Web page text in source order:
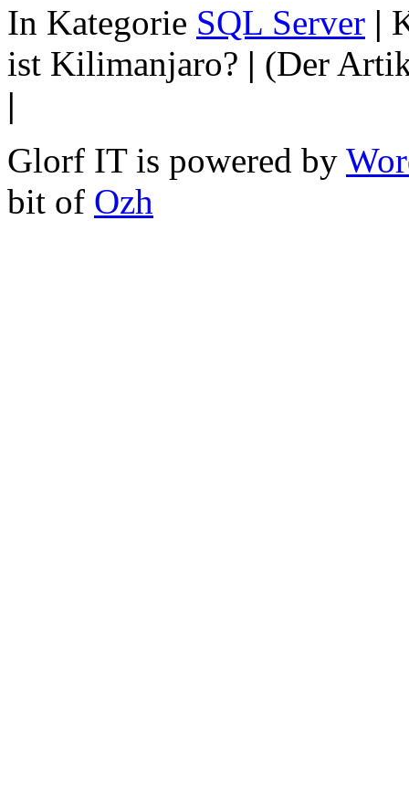
In Kategorie SQL Server |
ist Kilimanjaro? | (Der
|
Glorf IT is powered by
bit of Ozh